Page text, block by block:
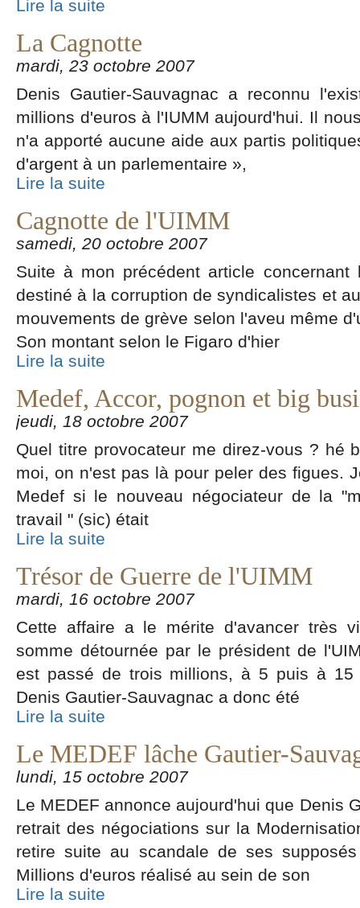
Lire la suite
La Cagnotte
mardi, 23 octobre 2007
Denis Gautier-Sauvagnac a reconnu
millions d'euros à l'IUMM aujourd'hui. Il
n'a apporté aucune aide aux partis
d'argent à un parlementaire »,
Lire la suite
Cagnotte de l'UIMM
samedi, 20 octobre 2007
Suite à mon précédent article
destiné à la corruption de syndicalistes et
mouvements de grève selon l'aveu même
Son montant selon le Figaro d'hier
Lire la suite
Medef, Accor, pognon et big
jeudi, 18 octobre 2007
Quel titre provocateur me direz-vous ? hé
moi, on n'est pas là pour peler des figues.
Medef si le nouveau négociateur de la
travail " (sic) était
Lire la suite
Trésor de Guerre de l'UIMM
mardi, 16 octobre 2007
Cette affaire a le mérite d'avancer très
somme détournée par le président de
est passé de trois millions, à 5 puis à
Denis Gautier-Sauvagnac a donc été
Lire la suite
Le MEDEF lâche Gautier-
lundi, 15 octobre 2007
Le MEDEF annonce aujourd'hui que Denis
retrait des négociations sur la
retire suite au scandale de ses
Millions d'euros réalisé au sein de son
Lire la suite